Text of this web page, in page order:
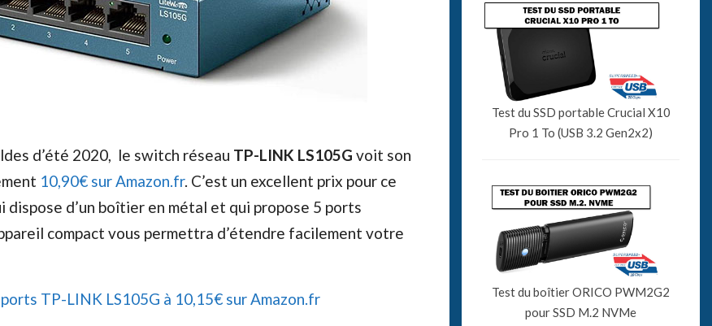
d’été 2020, le switch réseau TP-LINK LS105G voit son
10,90€ sur Amazon.fr. C’est un excellent prix pour ce
d’un boîtier en métal et qui propose 5 ports
compact vous permettra d’étendre facilement votre
TP-LINK LS105G à 10,15€ sur Amazon.fr
Test du SSD portable Crucial X10
Pro 1 To (USB 3.2 Gen2x2)
Test du boîtier ORICO PWM2G2
pour SSD M.2 NVMe